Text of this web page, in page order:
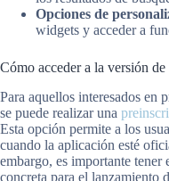
Opciones de
widgets y acceder a
Cómo acceder a la versión
Para aquellos interesados en
se puede realizar una
Esta opción permite a los
cuando la aplicación esté
embargo, es importante tener
concreta para el lanzamiento